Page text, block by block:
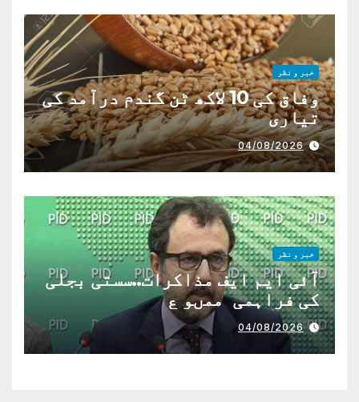
خبر و نظر
وفاق کی 10 لاکھ ٹن گندم درآمد کی
تیاری
04/08/2026
خبر و نظر
آئی ایم ایف مذاکرات..سستی بجلی
کی فراہمی ممںو ع
04/08/2026